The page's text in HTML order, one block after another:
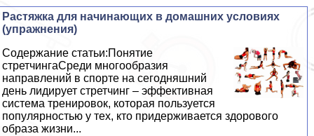
Растяжка для начинающих в домашних условиях
(упражнения)
Содержание статьи:Понятие
стретчингаСреди многообразия
направлений в спорте на сегодняшний
день лидирует стретчинг – эффективная
система тренировок, которая пользуется
популярностью у тех, кто придерживается здорового
образа жизни...